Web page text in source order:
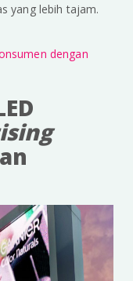
yang lebih tajam.
dengan